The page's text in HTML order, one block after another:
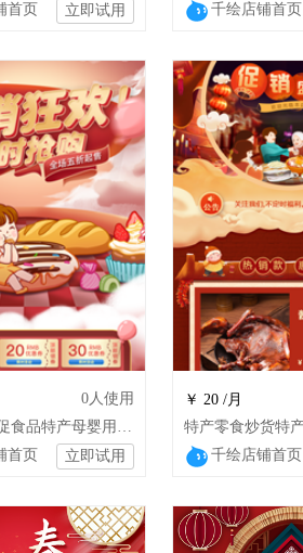
首页
立即试用
千绘店铺首页
0人使用
节日庆典大促食品特产母婴用品家居日用
首页
立即试用
￥ 20 /月
千绘店铺首页